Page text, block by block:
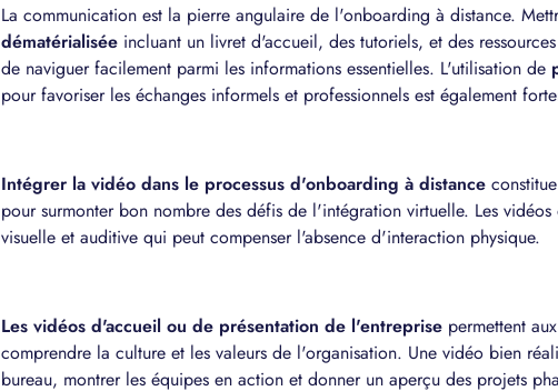
La communication est la pierre angulaire de l'onboarding à distance.
dématérialisée incluant un livret d'accueil, des tutoriels, et des
de naviguer facilement parmi les informations essentielles. L'utilisation de
pour favoriser les échanges informels et professionnels est également
Intégrer la vidéo dans le processus d'onboarding à distance
pour surmonter bon nombre des défis de l'intégration virtuelle. Les
visuelle et auditive qui peut compenser l'absence d'interaction physique.
Les vidéos d'accueil ou de présentation de l'entreprise permettent
comprendre la culture et les valeurs de l'organisation. Une vidéo bien
bureau, montrer les équipes en action et donner un aperçu des projets